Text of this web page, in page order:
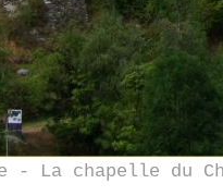
- La chapelle du